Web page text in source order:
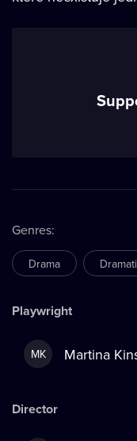
Genres:
Drama
Playwright
MK Martina
Director